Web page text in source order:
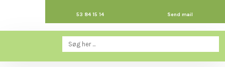
53 84 15 14​ Send mail